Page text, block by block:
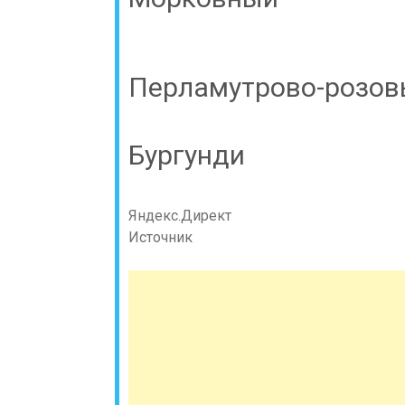
Перламутрово-
Бургунди
Яндекс.Директ
Источник